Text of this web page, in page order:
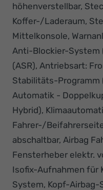
höhenverstellbar,
Koffer-/Laderaum,
Mittelkonsole,
Anti-Blockier-System
(ASR), Antriebsart:
Stabilitäts-Programm
Automatik -
Hybrid),
Fahrer-/
abschaltbar, Airbag
Fensterheber elektr.
Isofix-Aufnahmen für
System, Kopf-Airbag-